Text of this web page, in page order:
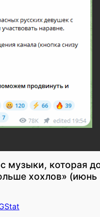
музыки, которая
хохлов» (июнь